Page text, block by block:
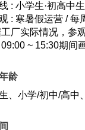
: 小学生·初高中
: 寒暑假运营 / 每
厂实际情况，参
~ 15:30期间
龄
、小学/初中/高中